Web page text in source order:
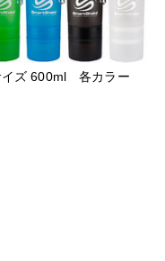
イズ 600ml 各カラー